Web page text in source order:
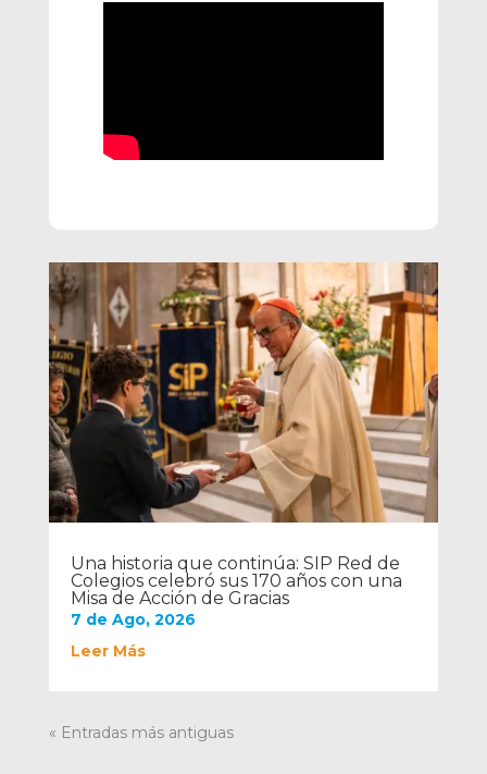
Una historia que continúa: SIP Red de
Colegios celebró sus 170 años con una
Misa de Acción de Gracias
7 de Ago, 2026
Leer Más
« Entradas más antiguas